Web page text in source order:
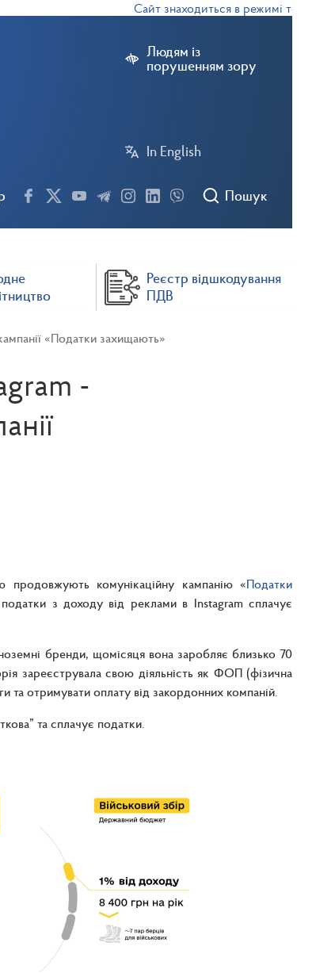
Сайт знаходиться в режимі тестової
Людям із
порушенням зору
In English
Пошук
Реєстр відшкодування
ПДВ
«Податки захищають»
-
продовжують комунікаційну кампанію «Податки
з доходу від реклами в Instagram сплачує
бренди, щомісяця вона заробляє близько 70
зареєструвала свою діяльність як ФОП (фізична
та отримувати оплату від закордонних компаній.
та сплачує податки.